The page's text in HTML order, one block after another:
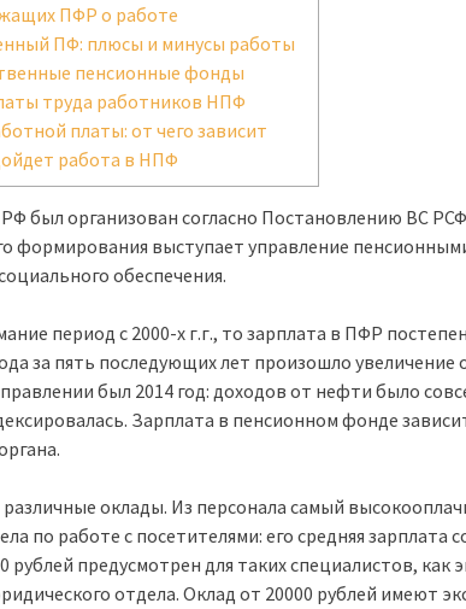
ПФР о работе
ПФ: плюсы и минусы работы
пенсионные фонды
труда работников НПФ
платы: от чего зависит
работа в НПФ
был организован согласно Постановлению ВС
формирования выступает управление
обеспечения.
период с 2000-х г.г., то зарплата в ПФР
за пять последующих лет произошло увеличение
был 2014 год: доходов от нефти было
Зарплата в пенсионном фонде
оклады. Из персонала самый
по работе с посетителями: его средняя зарплата
рублей предусмотрен для таких специалистов, как
отдела. Оклад от 20000 рублей имеют